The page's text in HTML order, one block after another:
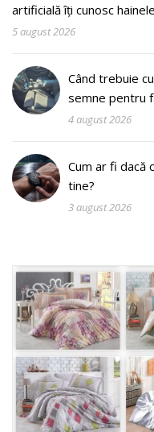
artificială îți cunosc
5 august 2026
Când trebuie
semne pentru
4 august 2026
Cum ar fi dacă
tine?
3 august 2026